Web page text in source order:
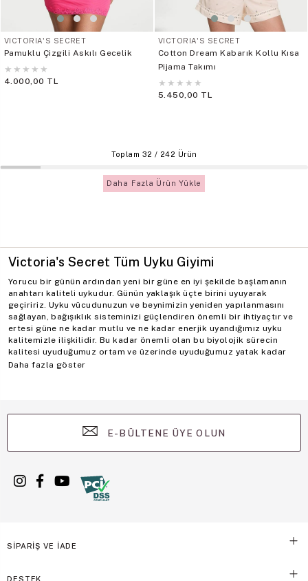
VICTORIA'S SECRET
Pamuklu Çizgili Askılı Gecelik
★ ★ ★ ★ ★
4.000,00 TL
VICTORIA'S SECRET
Cotton Dream Kabarık Kollu Kısa
Pijama Takımı
★ ★ ★ ★ ★
5.450,00 TL
Toplam 32 / 242 Ürün
Daha Fazla Ürün Yükle
Victoria's Secret Tüm Uyku Giyimi
Yorucu bir günün ardından yeni bir güne en iyi şekilde başlamanın
anahtarı kaliteli uykudur. Günün yaklaşık üçte birini uyuyarak
geçiririz. Uyku vücudunuzun ve beynimizin yeniden yapılanmasını
sağlayan, bağışıklık sisteminizi güçlendiren önemli bir ihtiyaçtır ve
ertesi güne ne kadar mutlu ve ne kadar enerjik uyandığımız uyku
kalitemizle ilişkilidir. Bu kadar önemli olan bu biyolojik sürecin
kalitesi uyuduğumuz ortam ve üzerinde uyuduğumuz yatak kadar
üzerimize giydiklerimizden de etkilenir. Bu nedenle uyku giyimi biz
dışarı çıktıkları ya da işe gittikleri zamanlarda değil uyurken
giydikleri konusunda da özenli davranırlar. Elbette bedenimizi
saran giysilerin kumaş kalitesi, tasarımı, vücudumuza uyumlu
Her ne kadar uyuduğumuzda kendimizde olmadığımızı düşünsek de
biliyoruz. Bu sebeple uyku giyimi tercihlerinde birçok kriteri aynı
Daha fazla göster
E-BÜLTENE ÜYE OLUN
SİPARİŞ VE İADE
DESTEK